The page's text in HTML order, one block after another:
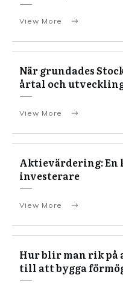
View More
När grundades
årtal och
View More
Aktievärdering: En
investerare
View More
Hur blir man rik på
till att bygga